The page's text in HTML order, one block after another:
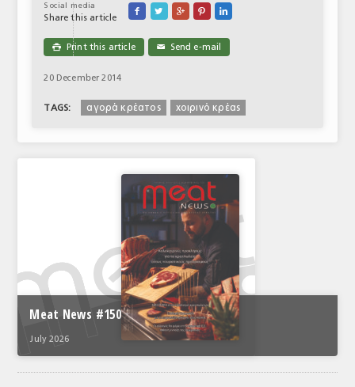
Social media
Share this article
    
 Print this article ✉ Send e-mail
20 December 2014
TAGS: αγορά κρέατος χοιρινό κρέας
Meat News #150
July 2026